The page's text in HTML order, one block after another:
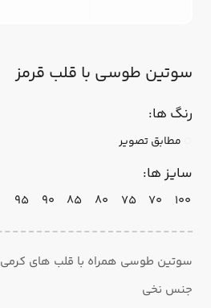
سوتین طوسی با قلب قرمز
رنگ ها:
مطابق تصویر
سایز ها:
100
70
75
80
85
90
95
سوتین طوسی همراه با قلب های کرمی
جنس نخی